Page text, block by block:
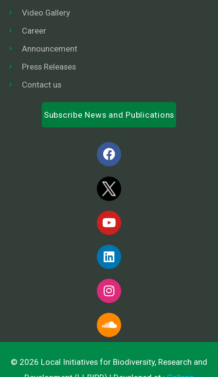
Video Gallery
Career
Announcement
Press Releases
Contact us
Subscribe News and Publications
© 2026 Local Initiatives for Biodiversity, Research and